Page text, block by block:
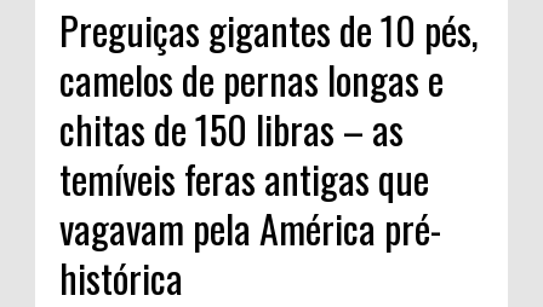
Preguiças gigantes de 10 pés,
camelos de pernas longas e
chitas de 150 libras – as
temíveis feras antigas que
vagavam pela América pré-
histórica